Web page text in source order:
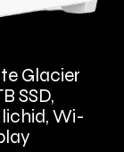
Glacier
SSD,
lichid, Wi-